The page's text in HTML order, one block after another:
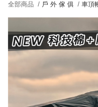
全部商品 / 戶 外 傢 俱 /車頂